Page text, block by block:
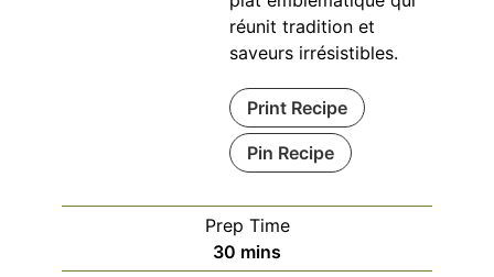
réunit tradition et
saveurs irrésistibles.
Print Recipe
Pin Recipe
Prep Time
30 minutes
mins